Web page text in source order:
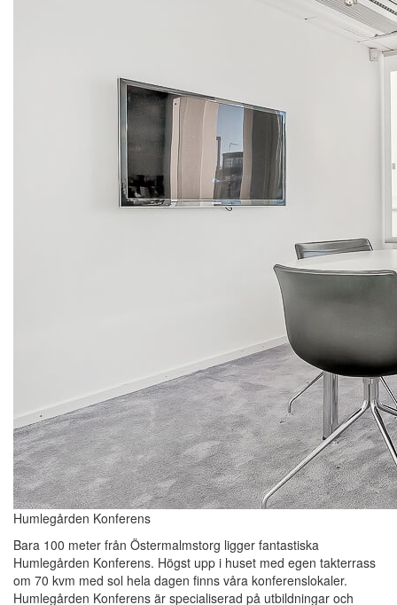
Humlegården Konferens
Bara 100 meter från Östermalmstorg ligger fantastiska
Humlegården Konferens. Högst upp i huset med egen takterrass
om 70 kvm med sol hela dagen finns våra konferenslokaler.
Humlegården Konferens är specialiserad på utbildningar och